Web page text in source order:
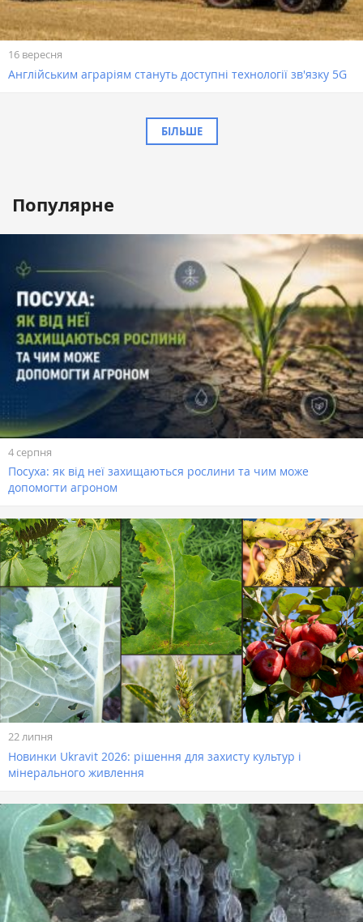
16 вересня
Англійським аграріям стануть доступні технології зв'язку 5G
БІЛЬШЕ
Популярне
4 серпня
Посуха: як від неї захищаються рослини та чим може
допомогти агроном
22 липня
Новинки Ukravit 2026: рішення для захисту культур і
мінерального живлення